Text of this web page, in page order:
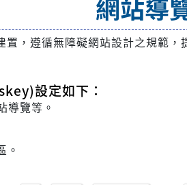
網站導
置，遵循無障礙網站設計之規範
設定如下：
導覽等。
。